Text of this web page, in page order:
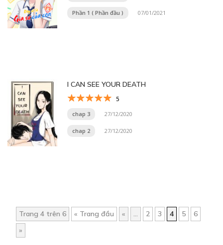
Phần 1 ( Phần đầu ) 07/01/2021
I CAN SEE YOUR DEATH
5
chap 3 27/12/2020
chap 2 27/12/2020
Trang 4 trên 6 « Trang đầu « ... 2 3 4 5
6
»